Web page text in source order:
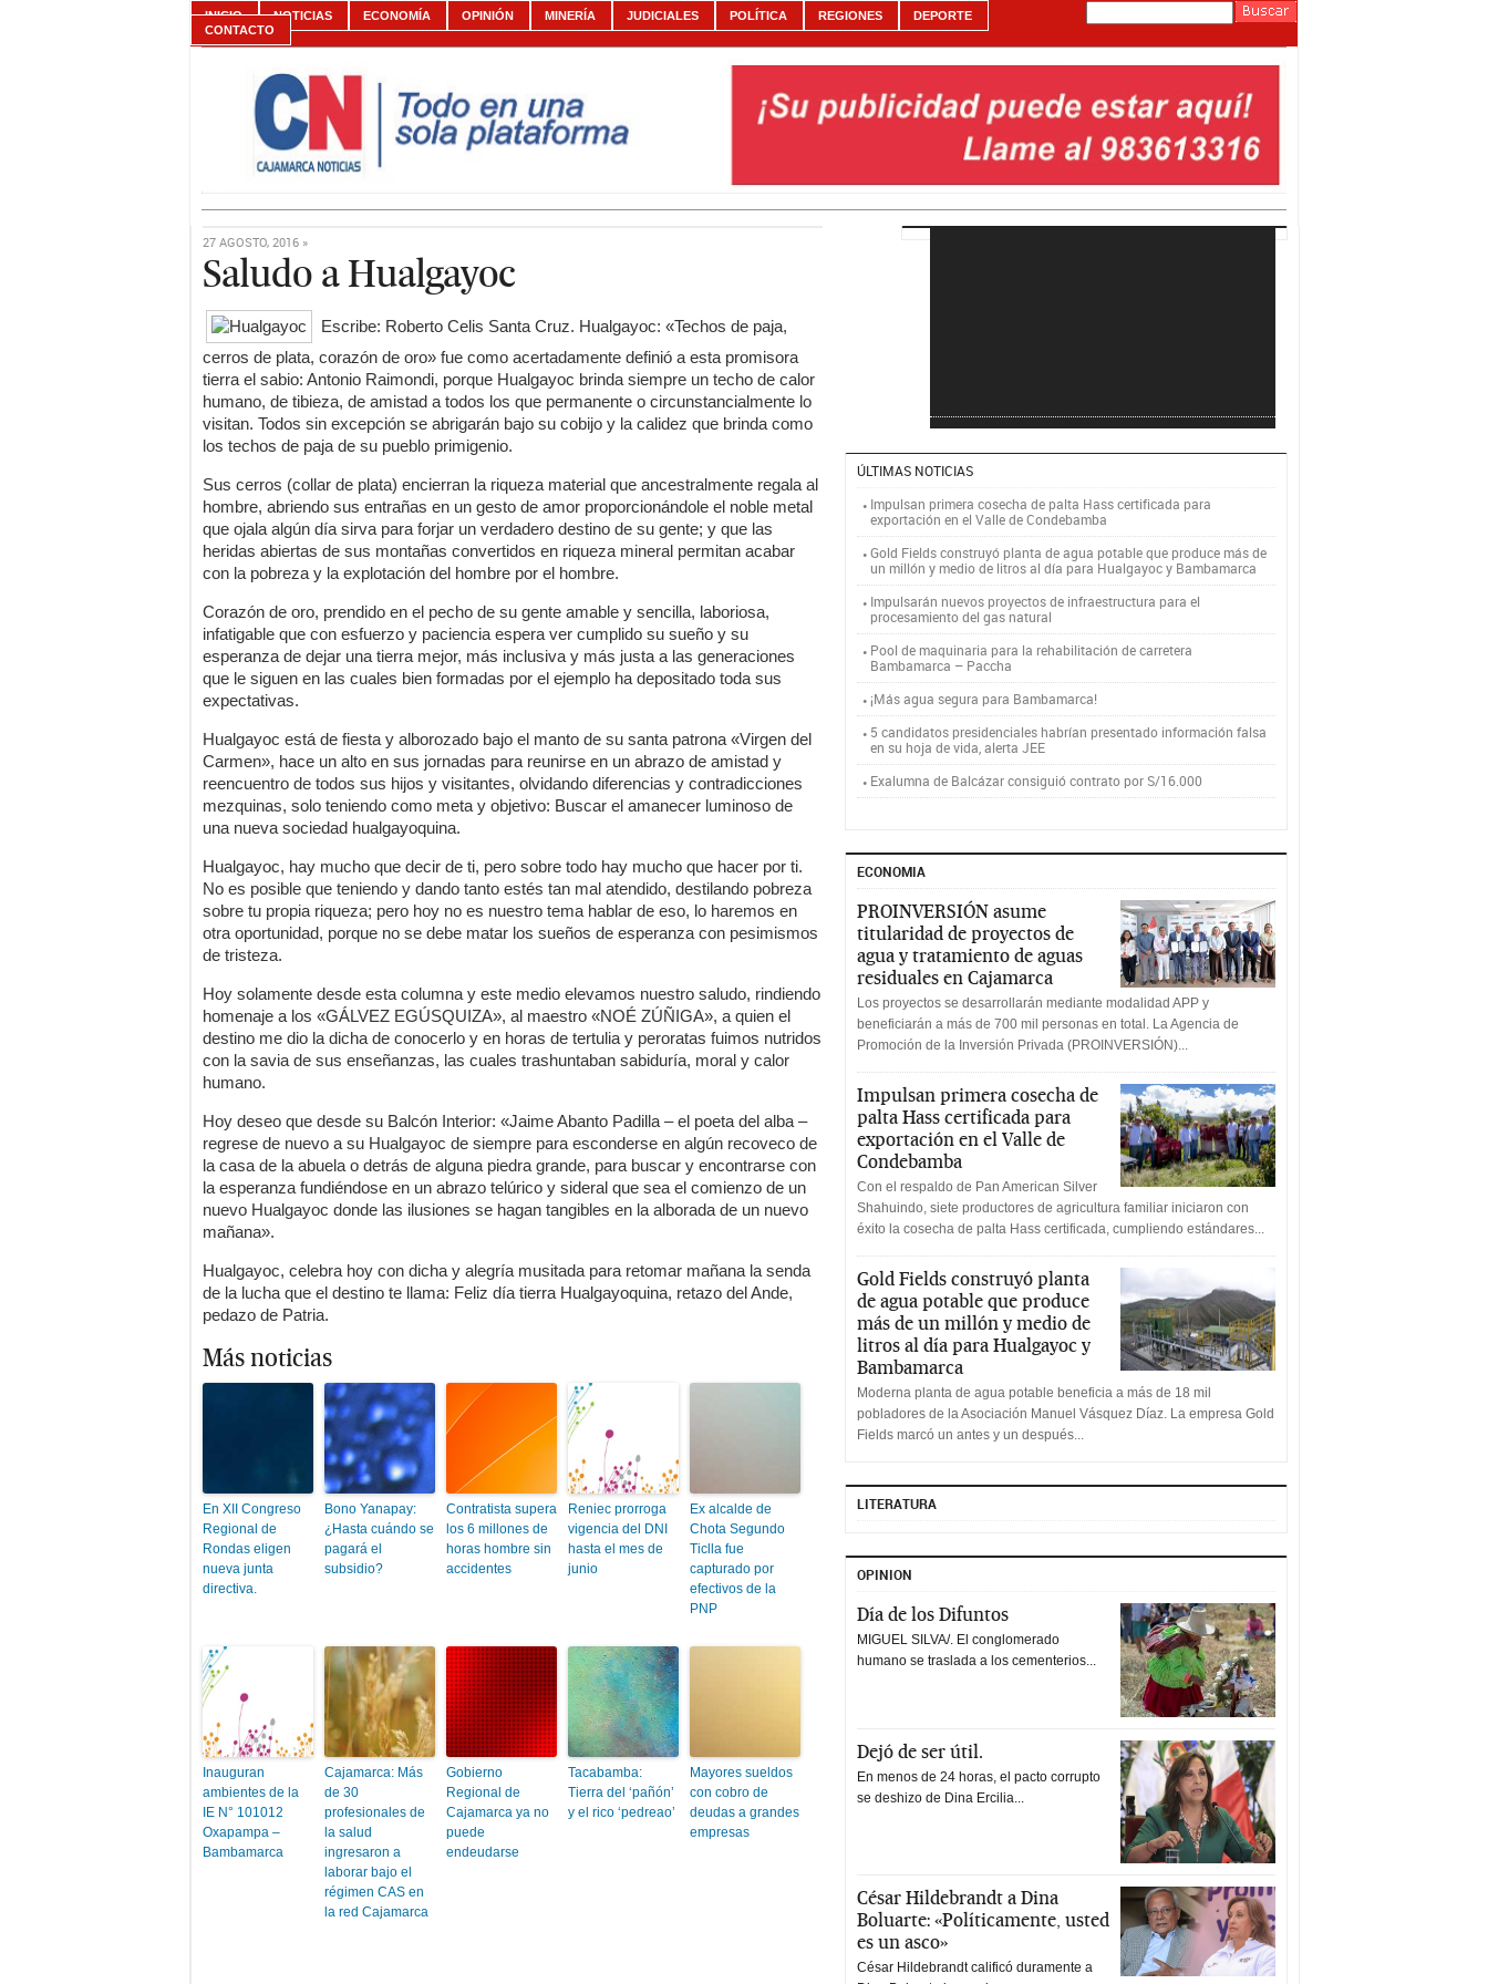
INICIO NOTICIAS ECONOMÍA OPINIÓN MINERÍA JUDICIALES POLÍTICA REGIONES
DEPORTE
CONTACTO
27 AGOSTO, 2016 »
Saludo a Hualgayoc
Escribe: Roberto Celis Santa Cruz. Hualgayoc: «Techos de paja,
cerros de plata, corazón de oro» fue como acertadamente definió a esta promisora
tierra el sabio: Antonio Raimondi, porque Hualgayoc brinda siempre un techo de calor
humano, de tibieza, de amistad a todos los que permanente o circunstancialmente lo
visitan. Todos sin excepción se abrigarán bajo su cobijo y la calidez que brinda como
los techos de paja de su pueblo primigenio.
Sus cerros (collar de plata) encierran la riqueza material que ancestralmente regala al
hombre, abriendo sus entrañas en un gesto de amor proporcionándole el noble metal
que ojala algún día sirva para forjar un verdadero destino de su gente; y que las
heridas abiertas de sus montañas convertidos en riqueza mineral permitan acabar
con la pobreza y la explotación del hombre por el hombre.
Corazón de oro, prendido en el pecho de su gente amable y sencilla, laboriosa,
infatigable que con esfuerzo y paciencia espera ver cumplido su sueño y su
esperanza de dejar una tierra mejor, más inclusiva y más justa a las generaciones
que le siguen en las cuales bien formadas por el ejemplo ha depositado toda sus
expectativas.
Hualgayoc está de fiesta y alborozado bajo el manto de su santa patrona «Virgen del
Carmen», hace un alto en sus jornadas para reunirse en un abrazo de amistad y
reencuentro de todos sus hijos y visitantes, olvidando diferencias y contradicciones
mezquinas, solo teniendo como meta y objetivo: Buscar el amanecer luminoso de
una nueva sociedad hualgayoquina.
Hualgayoc, hay mucho que decir de ti, pero sobre todo hay mucho que hacer por ti.
No es posible que teniendo y dando tanto estés tan mal atendido, destilando pobreza
sobre tu propia riqueza; pero hoy no es nuestro tema hablar de eso, lo haremos en
otra oportunidad, porque no se debe matar los sueños de esperanza con pesimismos
de tristeza.
Hoy solamente desde esta columna y este medio elevamos nuestro saludo, rindiendo
homenaje a los «GÁLVEZ EGÚSQUIZA», al maestro «NOÉ ZÚÑIGA», a quien el
destino me dio la dicha de conocerlo y en horas de tertulia y peroratas fuimos nutridos
con la savia de sus enseñanzas, las cuales trashuntaban sabiduría, moral y calor
humano.
Hoy deseo que desde su Balcón Interior: «Jaime Abanto Padilla – el poeta del alba –
regrese de nuevo a su Hualgayoc de siempre para esconderse en algún recoveco de
la casa de la abuela o detrás de alguna piedra grande, para buscar y encontrarse con
la esperanza fundiéndose en un abrazo telúrico y sideral que sea el comienzo de un
nuevo Hualgayoc donde las ilusiones se hagan tangibles en la alborada de un nuevo
mañana».
Hualgayoc, celebra hoy con dicha y alegría musitada para retomar mañana la senda
de la lucha que el destino te llama: Feliz día tierra Hualgayoquina, retazo del Ande,
pedazo de Patria.
Más noticias
En XII Congreso
Regional de
Rondas eligen
nueva junta
directiva.
Bono Yanapay:
¿Hasta cuándo se
pagará el
subsidio?
Contratista supera
los 6 millones de
horas hombre sin
accidentes
Reniec prorroga
vigencia del DNI
hasta el mes de
junio
Ex alcalde de
Chota Segundo
Ticlla fue
capturado por
efectivos de la
PNP
Inauguran
ambientes de la
IE N° 101012
Oxapampa –
Bambamarca
Cajamarca: Más
de 30
profesionales de
la salud
ingresaron a
laborar bajo el
régimen CAS en
la red Cajamarca
Gobierno
Regional de
Cajamarca ya no
puede
endeudarse
Tacabamba:
Tierra del ‘pañón’
y el rico ‘pedreao’
Mayores sueldos
con cobro de
deudas a grandes
empresas
ÚLTIMAS NOTICIAS
Impulsan primera cosecha de palta Hass certificada para
exportación en el Valle de Condebamba
Gold Fields construyó planta de agua potable que produce más de
un millón y medio de litros al día para Hualgayoc y Bambamarca
Impulsarán nuevos proyectos de infraestructura para el
procesamiento del gas natural
Pool de maquinaria para la rehabilitación de carretera
Bambamarca – Paccha
¡Más agua segura para Bambamarca!
5 candidatos presidenciales habrían presentado información falsa
en su hoja de vida, alerta JEE
Exalumna de Balcázar consiguió contrato por S/16.000
ECONOMIA
PROINVERSIÓN asume
titularidad de proyectos de
agua y tratamiento de aguas
residuales en Cajamarca
Los proyectos se desarrollarán mediante modalidad APP y
beneficiarán a más de 700 mil personas en total. La Agencia de
Promoción de la Inversión Privada (PROINVERSIÓN)...
Impulsan primera cosecha de
palta Hass certificada para
exportación en el Valle de
Condebamba
Con el respaldo de Pan American Silver
Shahuindo, siete productores de agricultura familiar iniciaron con
éxito la cosecha de palta Hass certificada, cumpliendo estándares...
Gold Fields construyó planta
de agua potable que produce
más de un millón y medio de
litros al día para Hualgayoc y
Bambamarca
Moderna planta de agua potable beneficia a más de 18 mil
pobladores de la Asociación Manuel Vásquez Díaz. La empresa Gold
Fields marcó un antes y un después...
LITERATURA
OPINION
Día de los Difuntos
MIGUEL SILVA/. El conglomerado
humano se traslada a los cementerios...
Dejó de ser útil.
En menos de 24 horas, el pacto corrupto
se deshizo de Dina Ercilia...
César Hildebrandt a Dina
Boluarte: «Políticamente, usted
es un asco»
César Hildebrandt calificó duramente a